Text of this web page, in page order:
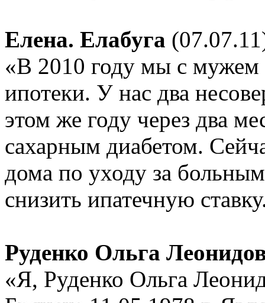
Елена. Елабуга
«В 2010 году мы с мужем
ипотеки. У нас два
этом же году через два
сахарным диабетом.
дома по уходу за
снизить ипатечную
Руденко Ольга
«Я, Руденко Ольга